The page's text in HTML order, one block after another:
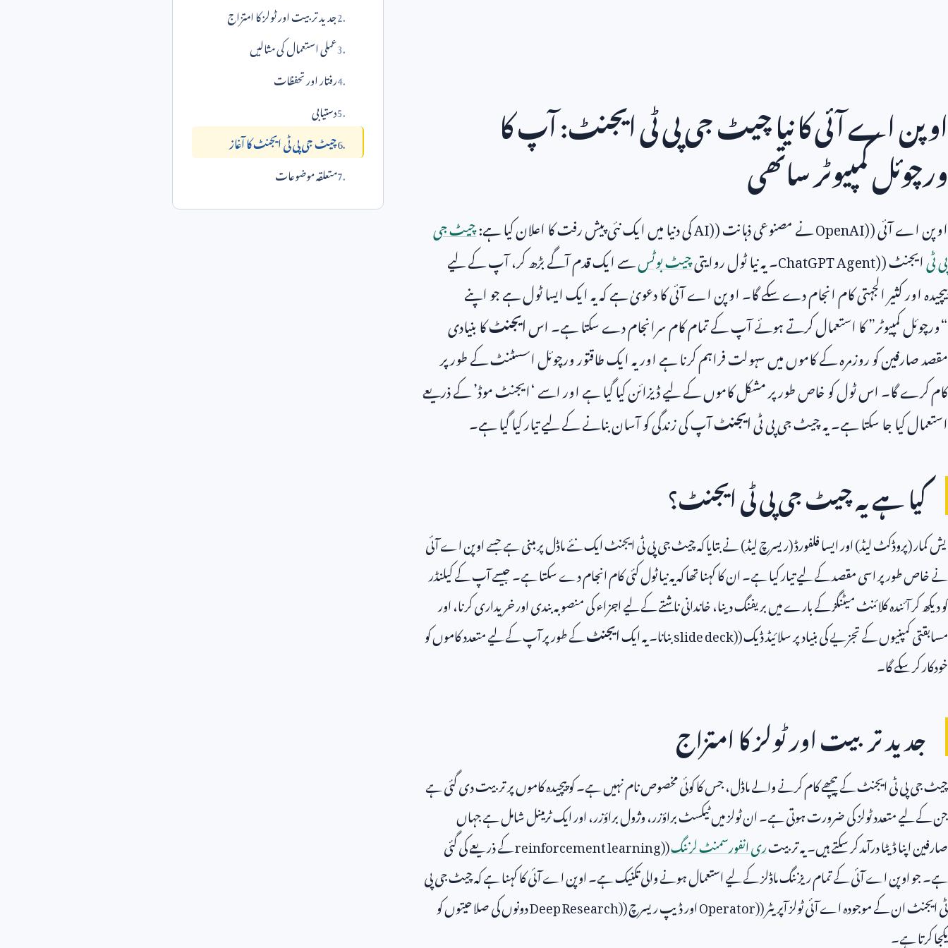
اوپن اے آئی کا نیا چیٹ جی پی ٹی ایجنٹ: آپ کا
ورچوئل کمپیوٹر ساتھی
اوپن اے آئی (OpenAI)نے مصنوعی ذہانت (AI)کی دنیا میں ایک نئی پیش رفت کا اعلان کیا ہے:چیٹ جی
پی ٹیایجنٹ (ChatGPT Agent)۔ یہ نیا ٹول روایتیچیٹ بوٹسسے ایک قدم آگے بڑھ کر، آپ کے لیے
پیچیدہ اور کثیر الجہتی کام انجام دے سکے گا۔ اوپن اے آئی کا دعویٰ ہے کہ یہ ایک ایسا ٹول ہے جو اپنے
“ورچوئل کمپیوٹر” کا استعمال کرتے ہوئے آپ کے تمام کام سرانجام دے سکتا ہے۔ اسایجنٹکا بنیادی
مقصد صارفین کو روزمرہ کے کاموں میں سہولت فراہم کرنا ہے اور یہ ایک طاقتور ورچوئل اسسٹنٹ کے طور پر
کام کرے گا۔ اس ٹول کو خاص طور پر مشکل کاموں کے لیے ڈیزائن کیا گیا ہے اور اسے ‘ایجنٹ موڈ’ کے ذریعے
استعمال کیا جا سکتا ہے۔ یہ چیٹ جی پی ٹیایجنٹآپ کی زندگی کو آسان بنانے کے لیے تیار کیا گیا ہے۔
کیا ہے یہ چیٹ جی پی ٹی ایجنٹ؟
یش کمار (پروڈکٹ لیڈ) اور ایسا فلفورڈ (ریسرچ لیڈ) نے بتایا کہ چیٹ جی پی ٹی ایجنٹ ایک نئے ماڈل پر مبنی ہے جسے اوپن اے آئی
نے خاص طور پر اسی مقصد کے لیے تیار کیا ہے۔ ان کا کہنا تھا کہ یہ نیا ٹول کئی کام انجام دے سکتا ہے۔ جیسے آپ کے کیلنڈر
کو دیکھ کر آئندہ کلائنٹ میٹنگز کے بارے میں بریفنگ دینا، خاندانی ناشتے کے لیے اجزاء کی منصوبہ بندی اور خریداری کرنا، اور
مسابقتی کمپنیوں کے تجزیے کی بنیاد پر سلائیڈ ڈیک (slide deck)بنانا۔ یہ ایکایجنٹکے طور پر آپ کے لیے متعدد کاموں کو
خودکار کر سکے گا۔
جدید تربیت اور ٹولز کا امتزاج
چیٹ جی پی ٹی ایجنٹ کے پیچھے کام کرنے والے ماڈل، جس کا کوئی مخصوص نام نہیں ہے۔ کو پیچیدہ کاموں پر تربیت دی گئی ہے
جن کے لیے متعدد ٹولز کی ضرورت ہوتی ہے۔ ان ٹولز میں ٹیکسٹ براؤزر، وژول براؤزر، اور ایک ٹرمینل شامل ہے جہاں
صارفین اپنا ڈیٹا درآمد کر سکتے ہیں۔ یہ تربیتری انفورسمنٹ لرننگ(
reinforcement learning)کے ذریعے کی گئی
ہے۔ جو اوپن اے آئی کے تمام ریزننگ ماڈلز کے لیے استعمال ہونے والی تکنیک ہے۔ اوپن اے آئی کا کہنا ہے کہ چیٹ جی پی
ٹی ایجنٹ ان کے موجودہ اے آئی ٹولز آپریٹر (Operator)اور ڈیپ ریسرچ (Deep Research)دونوں کی صلاحیتوں کو
یکجا کرتا ہے۔
جدید تربیت اور ٹولز کا امتزاج
عملی استعمال کی مثالیں
رفتار اور تحفظات
دستیابی
چیٹ جی پی ٹی ایجنٹ کا آغاز
متعلقہ موضوعات